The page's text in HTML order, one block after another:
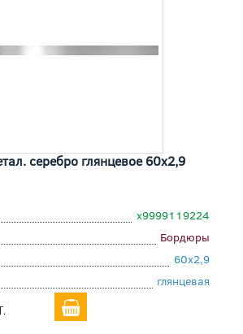
серебро глянцевое 60x2,9
х9999119224
Бордюры
60x2,9
глянцевая